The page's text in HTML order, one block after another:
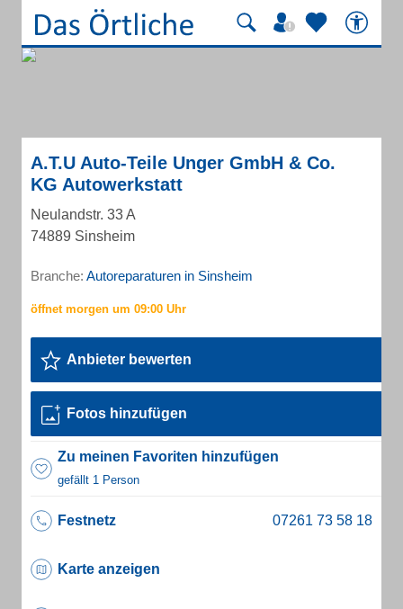
A.T.U Auto-Teile Unger GmbH & Co.
KG Autowerkstatt
Neulandstr. 33 A
74889 Sinsheim
Branche: Autoreparaturen in Sinsheim
Anbieter bewerten
Fotos hinzufügen
Zu meinen Favoriten hinzufügen
gefällt 1 Person
Festnetz
Karte anzeigen